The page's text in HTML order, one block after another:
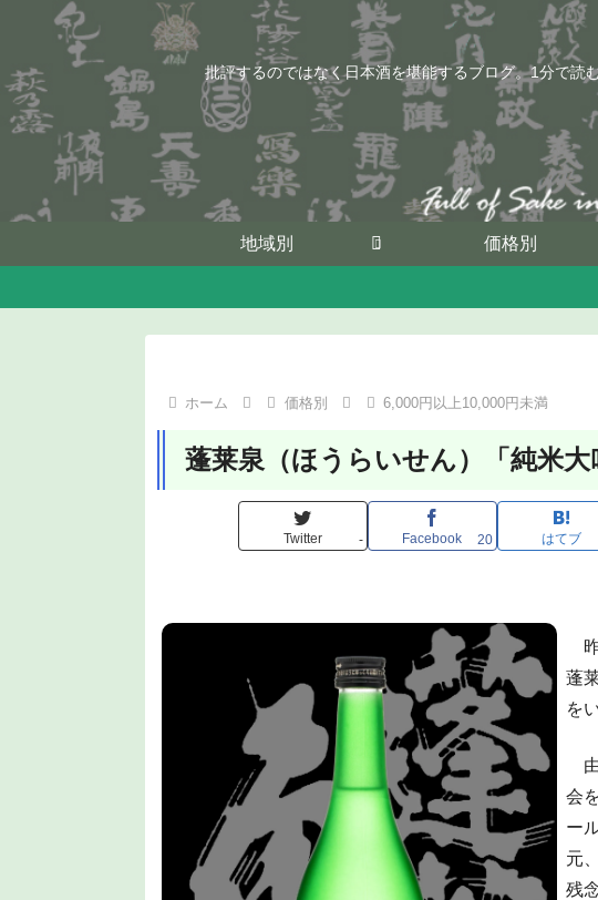
批評するのではなく日本酒を堪能するブログ。1分で読
地域別 価格別
ホーム 価格別 6,000円以上10,000円未満
蓬莱泉（ほうらいせん）「純米大
Twitter - Facebook 20 はてブ
昨
蓬
を
由
会
ー
元
残